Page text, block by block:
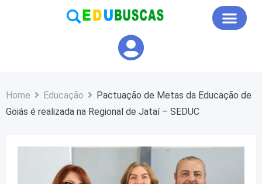
Home Educação
Pactuação de Metas da Educação de
Goiás é realizada na Regional de Jataí – SEDUC